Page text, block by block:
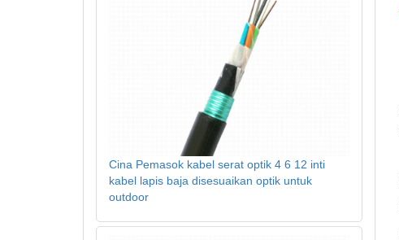
Cina Pemasok kabel serat optik 4 6 12 inti
kabel lapis baja disesuaikan optik untuk
outdoor